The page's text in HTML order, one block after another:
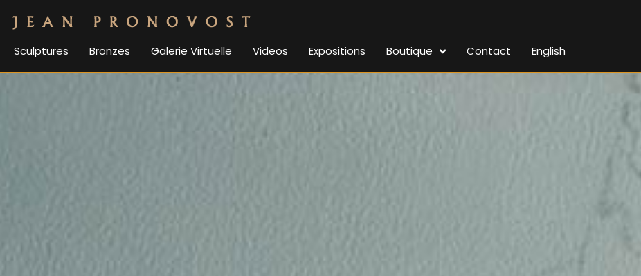
Sculptures Bronzes Galerie Virtuelle Videos Expositions Boutique Contact English